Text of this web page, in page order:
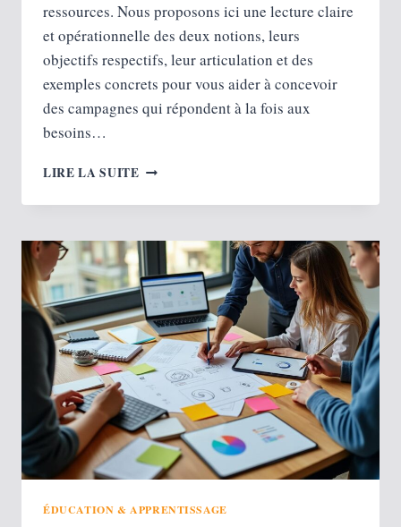
ressources. Nous proposons ici une lecture claire
et opérationnelle des deux notions, leurs
objectifs respectifs, leur articulation et des
exemples concrets pour vous aider à concevoir
des campagnes qui répondent à la fois aux
besoins…
LIRE LA SUITE LA
ENTRE
MARKETING
ET
LA
PUBLICITÉ
ÉDUCATION & APPRENTISSAGE